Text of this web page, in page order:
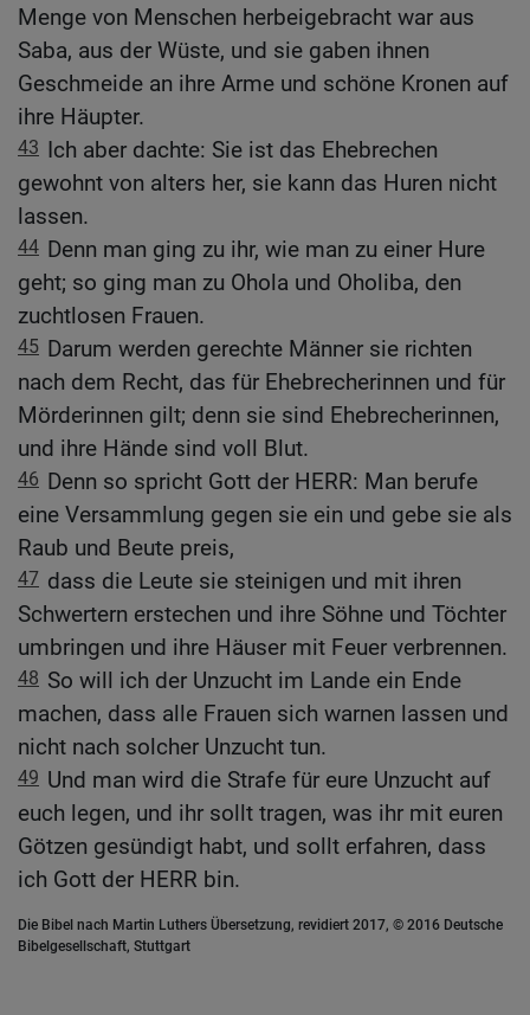
Menge von Menschen herbeigebracht war aus
Saba, aus der Wüste, und sie gaben ihnen
Geschmeide an ihre Arme und schöne Kronen auf
ihre Häupter.
43 Ich aber dachte: Sie ist das Ehebrechen
gewohnt von alters her, sie kann das Huren nicht
lassen.
44 Denn man ging zu ihr, wie man zu einer Hure
geht; so ging man zu Ohola und Oholiba, den
zuchtlosen Frauen.
45 Darum werden gerechte Männer sie richten
nach dem Recht, das für Ehebrecherinnen und für
Mörderinnen gilt; denn sie sind Ehebrecherinnen,
und ihre Hände sind voll Blut.
46 Denn so spricht Gott der HERR: Man berufe
eine Versammlung gegen sie ein und gebe sie als
Raub und Beute preis,
47 dass die Leute sie steinigen und mit ihren
Schwertern erstechen und ihre Söhne und Töchter
umbringen und ihre Häuser mit Feuer verbrennen.
48 So will ich der Unzucht im Lande ein Ende
machen, dass alle Frauen sich warnen lassen und
nicht nach solcher Unzucht tun.
49 Und man wird die Strafe für eure Unzucht auf
euch legen, und ihr sollt tragen, was ihr mit euren
Götzen gesündigt habt, und sollt erfahren, dass
ich Gott der HERR bin.
Die Bibel nach Martin Luthers Übersetzung, revidiert 2017, © 2016 Deutsche
Bibelgesellschaft, Stuttgart